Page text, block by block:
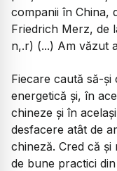
companii în China,
Friedrich Merz, de
n,.r) (...) Am văzut
Fiecare caută să-și
energetică și, în
chineze și în
desfacere atât de
chineză. Cred că
de bune practici